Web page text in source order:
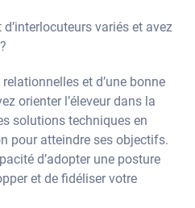
variés et avez
et d’une bonne
orienter l’éleveur dans la
solutions techniques en
pour atteindre ses objectifs.
d’adopter une posture
et de fidéliser votre